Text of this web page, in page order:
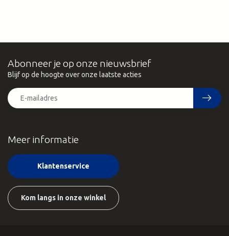
Meer informatie
Klantenservice
Kom langs in onze winkel
Abonneer je op onze nieuwsbrief
Blijf op de hoogte over onze laatste acties